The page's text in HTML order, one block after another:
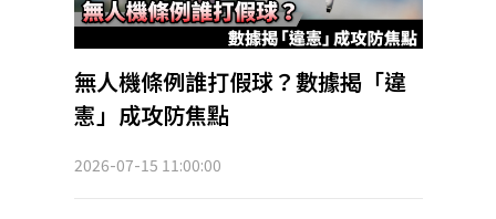
無人機條例誰打假球？數據揭「違
憲」成攻防焦點
2026-07-15 11:00:00